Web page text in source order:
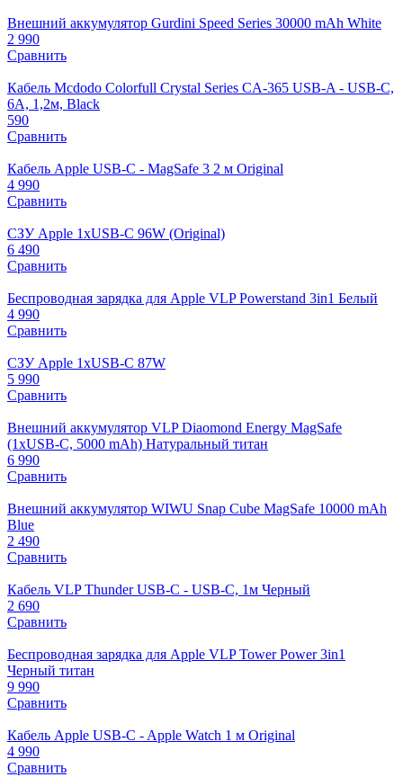
Внешний аккумулятор Gurdini Speed Series 30000 mAh White
2 990
Сравнить
Кабель Mcdodo Colorfull Crystal Series CA-365 USB-A - USB-C,
6A, 1,2м, Black
590
Сравнить
Кабель Apple USB-C - MagSafe 3 2 м Original
4 990
Сравнить
СЗУ Apple 1xUSB-C 96W (Original)
6 490
Сравнить
Беспроводная зарядка для Apple VLP Powerstand 3in1 Белый
4 990
Сравнить
СЗУ Apple 1xUSB-C 87W
5 990
Сравнить
Внешний аккумулятор VLP Diaomond Energy MagSafe
(1xUSB-C, 5000 mAh) Натуральный титан
6 990
Сравнить
Внешний аккумулятор WIWU Snap Cube MagSafe 10000 mAh
Blue
2 490
Сравнить
Кабель VLP Thunder USB-C - USB-C, 1м Черный
2 690
Сравнить
Беспроводная зарядка для Apple VLP Tower Power 3in1
Черный титан
9 990
Сравнить
Кабель Apple USB-C - Apple Watch 1 м Original
4 990
Сравнить